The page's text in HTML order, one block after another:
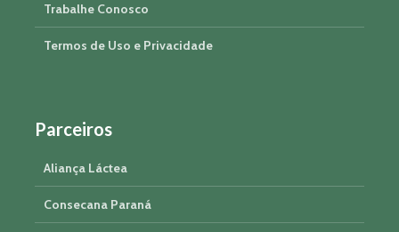
Trabalhe Conosco
Termos de Uso e Privacidade
Parceiros
Aliança Láctea
Consecana Paraná